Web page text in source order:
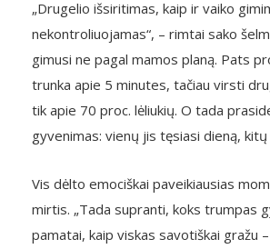
„Drugelio išsiritimas, kaip ir vaiko
nekontroliuojamas“, – rimtai sako
gimusi ne pagal mamos planą. Pats
trunka apie 5 minutes, tačiau virsti
tik apie 70 proc. lėliukių. O tada
gyvenimas: vienų jis tęsiasi dieną, kitų
Vis dėlto emociškai paveikiausias
mirtis. „Tada supranti, koks trumpas
pamatai, kaip viskas savotiškai gražu